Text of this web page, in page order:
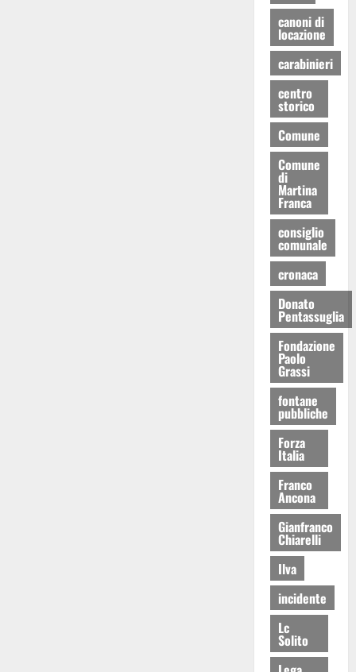
canoni di
locazione
carabinieri
centro
storico
Comune
Comune
di
Martina
Franca
consiglio
comunale
cronaca
Donato
Pentassuglia
Fondazione
Paolo
Grassi
fontane
pubbliche
Forza
Italia
Franco
Ancona
Gianfranco
Chiarelli
Ilva
incidente
Lc
Solito